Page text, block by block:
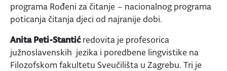
programa Rođeni za čitanje – nacionalnog programa
poticanja čitanja djeci od najranije dobi.
Anita Peti-Stantićredovita je profesorica
južnoslavenskih jezika i poredbene lingvistike na
Filozofskom fakultetu Sveučilišta u Zagrebu. Tri je